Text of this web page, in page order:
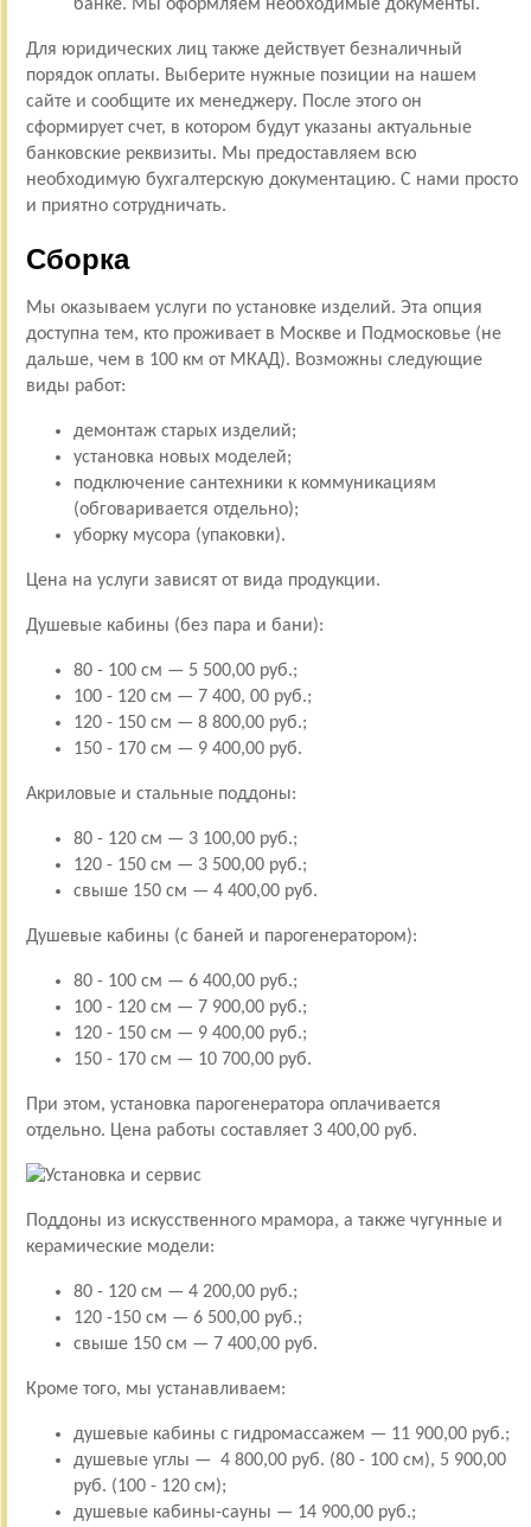
банке. Мы оформляем необходимые документы.
Для юридических лиц также действует безналичный
порядок оплаты. Выберите нужные позиции на нашем
сайте и сообщите их менеджеру. После этого он
сформирует счет, в котором будут указаны актуальные
банковские реквизиты. Мы предоставляем всю
необходимую бухгалтерскую документацию. С нами просто
и приятно сотрудничать.
Сборка
Мы оказываем услуги по установке изделий. Эта опция
доступна тем, кто проживает в Москве и Подмосковье (не
дальше, чем в 100 км от МКАД). Возможны следующие
виды работ:
демонтаж старых изделий;
установка новых моделей;
подключение сантехники к коммуникациям
(обговаривается отдельно);
уборку мусора (упаковки).
Цена на услуги зависят от вида продукции.
Душевые кабины (без пара и бани):
80 - 100 см — 5 500,00 руб.;
100 - 120 см — 7 400, 00 руб.;
120 - 150 см — 8 800,00 руб.;
150 - 170 см — 9 400,00 руб.
Акриловые и стальные поддоны:
80 - 120 см — 3 100,00 руб.;
120 - 150 см — 3 500,00 руб.;
свыше 150 см — 4 400,00 руб.
Душевые кабины (с баней и парогенератором):
80 - 100 см — 6 400,00 руб.;
100 - 120 см — 7 900,00 руб.;
120 - 150 см — 9 400,00 руб.;
150 - 170 см — 10 700,00 руб.
При этом, установка парогенератора оплачивается
отдельно. Цена работы составляет 3 400,00 руб.
Поддоны из искусственного мрамора, а также чугунные и
керамические модели:
80 - 120 см — 4 200,00 руб.;
120 -150 см — 6 500,00 руб.;
свыше 150 см — 7 400,00 руб.
Кроме того, мы устанавливаем:
душевые кабины с гидромассажем — 11 900,00 руб.;
душевые углы — 4 800,00 руб. (80 - 100 см), 5 900,00
руб. (100 - 120 см);
душевые кабины-сауны — 14 900,00 руб.;